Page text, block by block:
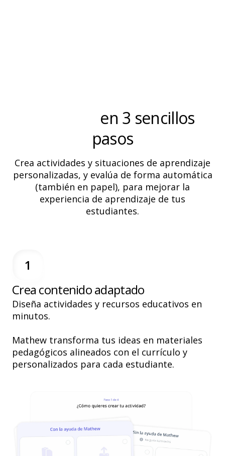
en 3 sencillos
pasos
Crea actividades y situaciones de aprendizaje
personalizadas, y evalúa de forma automática
(también en papel), para mejorar la
experiencia de aprendizaje de tus
estudiantes.
1
Crea contenido adaptado
Diseña actividades y recursos educativos en
minutos.
Mathew transforma tus ideas en materiales
pedagógicos alineados con el currículo y
personalizados para cada estudiante.